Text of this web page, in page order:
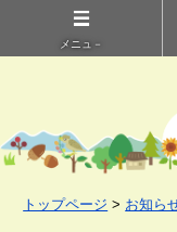
メニュ－
トップページ > お知ら